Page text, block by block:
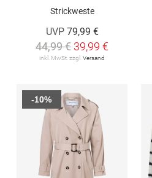
Strickweste
UVP 79,99 €
44,99 € 39,99 €
inkl. MwSt. zzgl. Versand
-10%